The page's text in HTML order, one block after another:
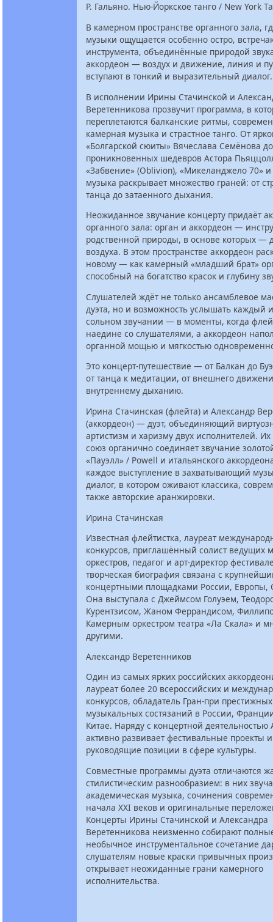
Р. Гальяно. Нью-Йоркское танго / New York
В камерном пространстве органного зала,
музыки ощущается особенно остро,
инструмента, объединённые природой
аккордеон — воздух и движение, линия и
вступают в тонкий и выразительный диалог.
В исполнении Ирины Стачинской и
Веретенникова прозвучит программа, в
переплетаются балканские ритмы,
камерная музыка и страстное танго. От
«Болгарской сюиты» Вячеслава Семёнова до
проникновенных шедевров Астора
«Забвение» (Oblivion), «Микеланджело 70»
музыка раскрывает множество граней: от
танца до затаенного дыхания.
Неожиданное звучание концерту придаёт
органного зала: орган и аккордеон —
родственной природы, в основе которых —
воздуха. В этом пространстве аккордеон
новому — как камерный «младший брат»
способный на богатство красок и глубину
Слушателей ждёт не только ансамблевое
дуэта, но и возможность услышать каждый
сольном звучании — в моменты, когда
наедине со слушателями, а аккордеон
органной мощью и мягкостью
Это концерт-путешествие — от Балкан до
от танца к медитации, от внешнего
внутреннему дыханию.
Ирина Стачинская (флейта) и Александр
(аккордеон) — дуэт, объединяющий
артистизм и харизму двух исполнителей. Их
союз органично соединяет звучание
«Пауэлл» / Powell и итальянского
каждое выступление в захватывающий
диалог, в котором оживают классика,
также авторские аранжировки.
Ирина Стачинская
Известная флейтистка, лауреат
конкурсов, приглашённый солист ведущих
оркестров, педагог и арт-директор
творческая биография связана с
концертными площадками России,
Она выступала с Джеймсом Голуэем,
Курентзисом, Жаном Феррандисом,
Камерным оркестром театра «Ла Скала» и
другими.
Александр Веретенников
Один из самых ярких российских
лауреат более 20 всероссийских и
конкурсов, обладатель Гран-при престижных
музыкальных состязаний в России,
Китае. Наряду с концертной деятельностью
активно развивает фестивальные проекты
руководящие позиции в сфере культуры.
Совместные программы дуэта отличаются
стилистическим разнообразием: в них
академическая музыка, сочинения
начала XXI веков и оригинальные
Концерты Ирины Стачинской и Александра
Веретенникова неизменно собирают
необычное инструментальное сочетание
слушателям новые краски привычных
открывает неожиданные грани камерного
исполнительства.